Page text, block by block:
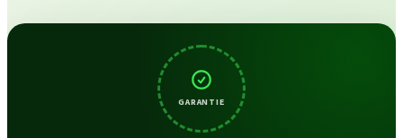
GARANTIE